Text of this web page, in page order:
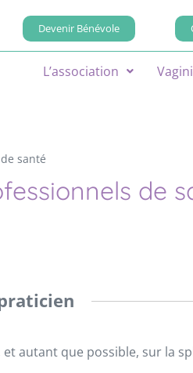
Devenir Bénévole
L’association
santé
de
et autant que possible, sur la